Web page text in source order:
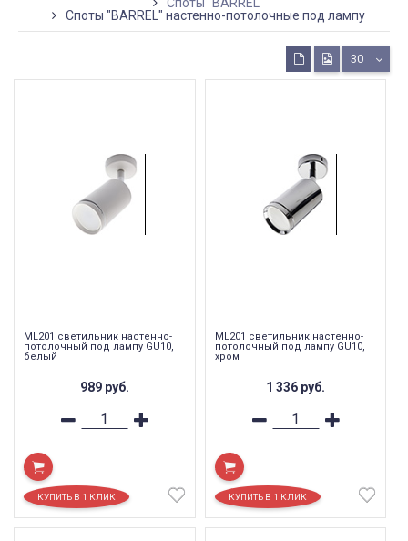
Споты "BARREL" настенно-потолочные под лампу
30
ML201 светильник настенно-
потолочный под лампу GU10,
белый
989 руб.
ML201 светильник настенно-
потолочный под лампу GU10,
хром
1 336 руб.